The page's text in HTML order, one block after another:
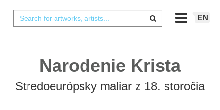
EN
Narodenie Krista
Stredoeurópsky maliar z 18. storočia